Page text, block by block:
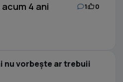
acum 4 ani 1 0
nu vorbește ar trebuii